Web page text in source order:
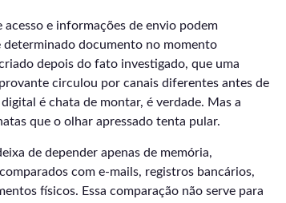
e informações de envio podem
documento no momento
depois do fato investigado, que uma
circulou por canais diferentes antes de
é chata de montar, é verdade. Mas a
que o olhar apressado tenta pular.
de depender apenas de memória,
com e-mails, registros bancários,
físicos. Essa comparação não serve para